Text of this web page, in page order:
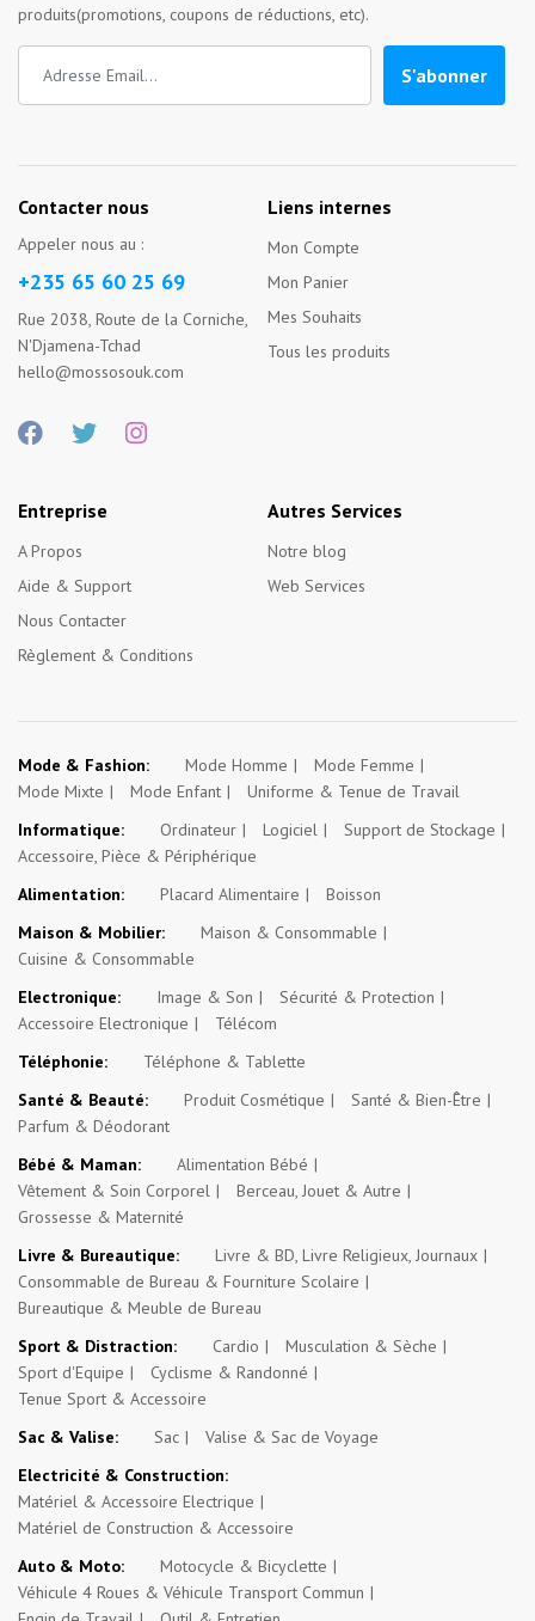
produits(promotions, coupons de réductions, etc).
S'abonner
Contacter nous
Appeler nous au :
+235 65 60 25 69
Rue 2038, Route de la Corniche,
N'Djamena-Tchad
hello@mossosouk.com
Liens internes
Mon Compte
Mon Panier
Mes Souhaits
Tous les produits
Entreprise
A Propos
Aide & Support
Nous Contacter
Règlement & Conditions
Autres Services
Notre blog
Web Services
Mode & Fashion: Mode Homme
Mode Femme
Mode Mixte
Mode Enfant
Uniforme & Tenue de Travail
Informatique:
Ordinateur Logiciel
Support de Stockage
Accessoire, Pièce & Périphérique
Alimentation:
Placard Alimentaire
Boisson
Maison & Mobilier:
Maison & Consommable
Cuisine & Consommable
Electronique:
Image & Son
Sécurité & Protection
Accessoire Electronique
Télécom
Téléphonie:
Téléphone & Tablette
Santé & Beauté:
Produit Cosmétique
Santé & Bien-Être
Parfum & Déodorant
Bébé & Maman:
Alimentation Bébé
Vêtement & Soin Corporel
Berceau, Jouet & Autre
Grossesse & Maternité
Livre & Bureautique:
Livre & BD, Livre Religieux, Journaux
Consommable de Bureau & Fourniture Scolaire
Bureautique & Meuble de Bureau
Sport & Distraction:
Cardio
Musculation & Sèche
Sport d'Equipe
Cyclisme & Randonné
Tenue Sport & Accessoire
Sac & Valise:
Sac
Valise & Sac de Voyage
Electricité & Construction:
Matériel & Accessoire Electrique
Matériel de Construction & Accessoire
Auto & Moto:
Motocycle & Bicyclette
Véhicule 4 Roues & Véhicule Transport Commun